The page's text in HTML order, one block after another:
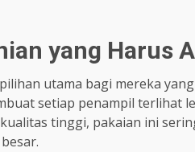
yang Harus
utama bagi mereka
setiap penampil terlihat
tinggi, pakaian ini